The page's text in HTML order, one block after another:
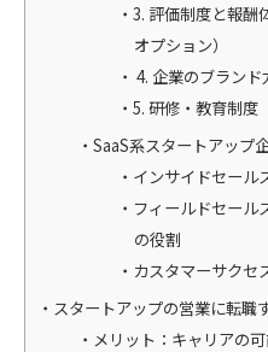
3. 評価制度と報酬
オプション）
4. 企業のブラン
5. 研修・教育制度
SaaS系スタートアップ
インサイドセール
フィールドセール
の役割
カスタマーサクセ
スタートアップの営業に転職
メリット：キャリアの